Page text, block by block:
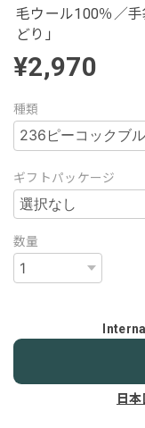
毛ウール100％／
どり」
¥2,970
種類
ギフトパッケージ
数量
日